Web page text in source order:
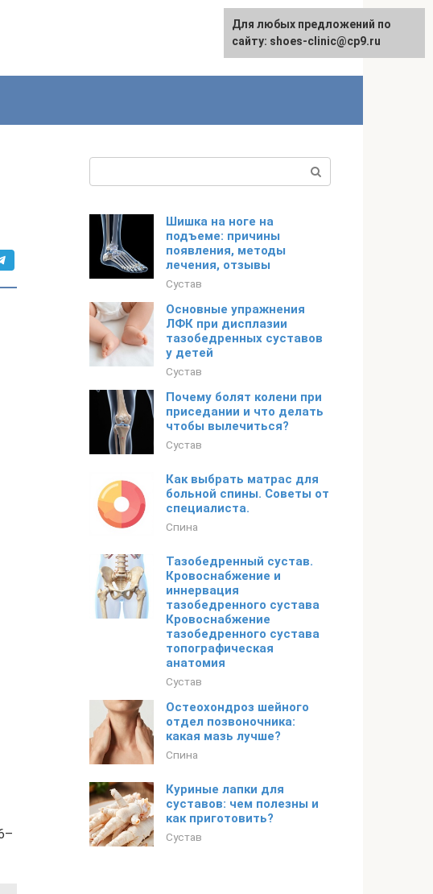
Шишка на ноге на
подъеме: причины
появления, методы
лечения, отзывы
Сустав
Основные упражнения
ЛФК при дисплазии
тазобедренных суставов
у детей
Сустав
Почему болят колени при
приседании и что делать
чтобы вылечиться?
Сустав
Как выбрать матрас для
больной спины. Советы от
специалиста.
Спина
Тазобедренный сустав.
Кровоснабжение и
иннервация
тазобедренного сустава
Кровоснабжение
тазобедренного сустава
топографическая
анатомия
Сустав
Остеохондроз шейного
отдел позвоночника:
какая мазь лучше?
Спина
Куриные лапки для
суставов: чем полезны и
как приготовить?
Сустав
Для любых предложений по
сайту: shoes-clinic@cp9.ru